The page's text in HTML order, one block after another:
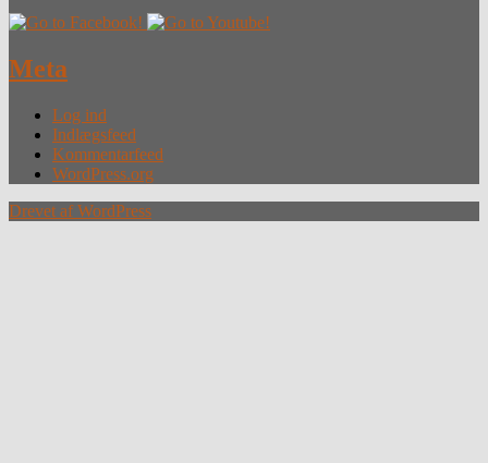
Meta
Log ind
Indlægsfeed
Kommentarfeed
WordPress.org
Drevet af WordPress